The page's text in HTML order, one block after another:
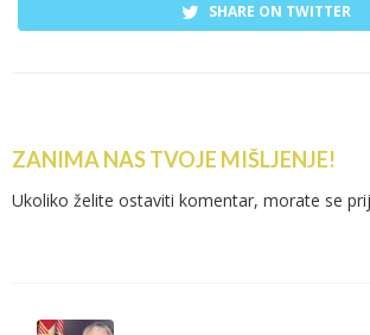
SHARE ON TWITTER
ZANIMA NAS TVOJE MIŠLJENJE!
Ukoliko želite ostaviti komentar, morate se